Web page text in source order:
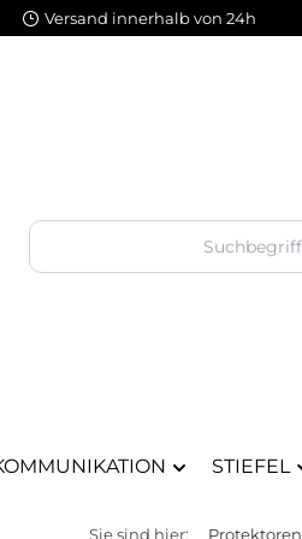
Versand innerhalb von 24h
STIEFEL
Sie sind hier: Protektoren